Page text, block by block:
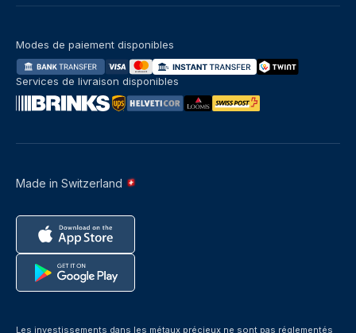
Made in Switzerland
Modes de paiement disponibles
Services de livraison disponibles
Les investissements dans les métaux précieux ne sont pas réglementés